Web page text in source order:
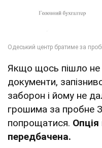
Якщо щось пішло не
документи,
заборон і йому не
грошима за пробне
попрощатися.
передбачена.